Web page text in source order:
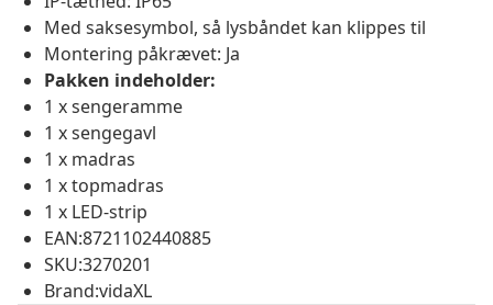
Med saksesymbol, så lysbåndet kan klippes til
Montering påkrævet: Ja
Pakken indeholder:
1 x sengeramme
1 x sengegavl
1 x madras
1 x topmadras
1 x LED-strip
EAN:8721102440885
SKU:3270201
Brand:vidaXL